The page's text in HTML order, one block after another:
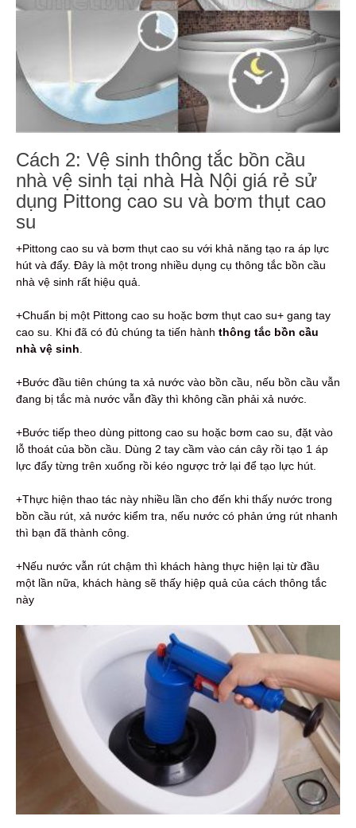
Cách 2: Vệ sinh thông tắc bồn cầu
nhà vệ sinh tại nhà Hà Nội giá rẻ sử
dụng Pittong cao su và bơm thụt cao
su
+Pittong cao su và bơm thụt cao su với khả năng tạo ra áp lực
hút và đẩy. Đây là một trong nhiều dụng cụ thông tắc bồn cầu
nhà vệ sinh rất hiệu quả.
+Chuẩn bị một Pittong cao su hoặc bơm thụt cao su+ gang tay
cao su. Khi đã có đủ chúng ta tiến hành thông tắc bồn cầu
nhà vệ sinh
+Bước đầu tiên chúng ta xả nước vào bồn cầu, nếu bồn cầu vẫn
đang bị tắc mà nước vẫn đầy thì không cần phải xả nước.
+Bước tiếp theo dùng pittong cao su hoặc bơm cao su, đặt vào
lỗ thoát của bồn cầu. Dùng 2 tay cầm vào cán cây rồi tạo 1 áp
lực đẩy từng trên xuống rồi kéo ngược trở lại để tạo lực hút.
+Thực hiện thao tác này nhiều lần cho đến khi thấy nước trong
bồn cầu rút, xả nước kiểm tra, nếu nước có phản ứng rút nhanh
thì bạn đã thành công.
+Nếu nước vẫn rút chậm thì khách hàng thực hiện lại từ đầu
một lần nữa, khách hàng sẽ thấy hiệp quả của cách thông tắc
này